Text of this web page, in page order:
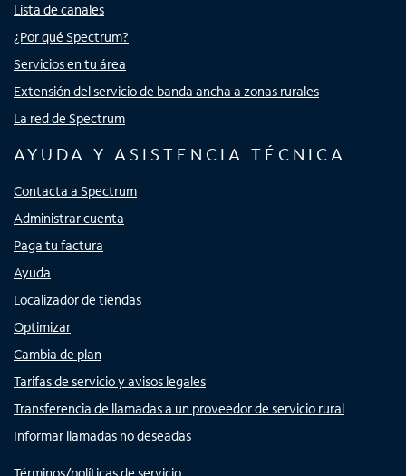
Lista de canales
¿Por qué Spectrum?
Servicios en tu área
Extensión del servicio de banda ancha a zonas rurales
La red de Spectrum
AYUDA Y ASISTENCIA TÉCNICA
Contacta a Spectrum
Administrar cuenta
Paga tu factura
Ayuda
Localizador de tiendas
Optimizar
Cambia de plan
Tarifas de servicio y avisos legales
Transferencia de llamadas a un proveedor de servicio rural
Informar llamadas no deseadas